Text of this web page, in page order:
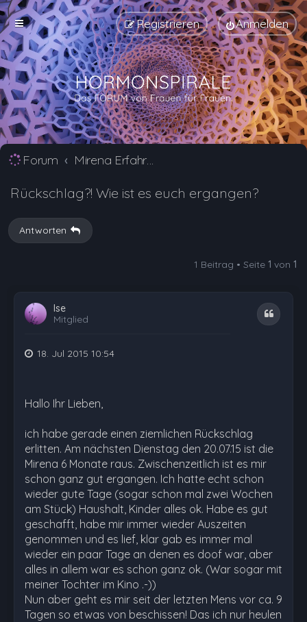
Anmelden
Registrieren
Forum Mirena Erfahrungsberichte und Nebenwirkungen
Rückschlag?! Wie ist es euch ergangen?
Antworten
1 Beitrag • Seite 1 von 1
Ise
Mitglied
Zitat
18. Jul 2015 10:54
Hallo Ihr Lieben,
ich habe gerade einen ziemlichen Rückschlag
erlitten. Am nächsten Dienstag den 20.07.15 ist die
Mirena 6 Monate raus. Zwischenzeitlich ist es mir
schon ganz gut ergangen. Ich hatte echt schon
wieder gute Tage (sogar schon mal zwei Wochen
am Stück) Haushalt, Kinder alles ok. Habe es gut
geschafft, habe mir immer wieder Auszeiten
genommen und es lief, klar gab es immer mal
wieder ein paar Tage an denen es doof war, aber
alles in allem war es schon ganz ok. (War sogar mit
meiner Tochter im Kino .-))
Nun aber geht es mir seit der letzten Mens vor ca. 9
Tagen so etwas von beschissen! Das ich nur heulen